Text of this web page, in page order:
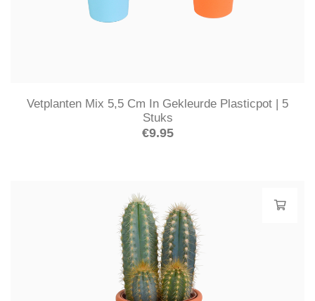
Vetplanten Mix 5,5 Cm In Gekleurde Plasticpot | 5
Stuks
€9.95